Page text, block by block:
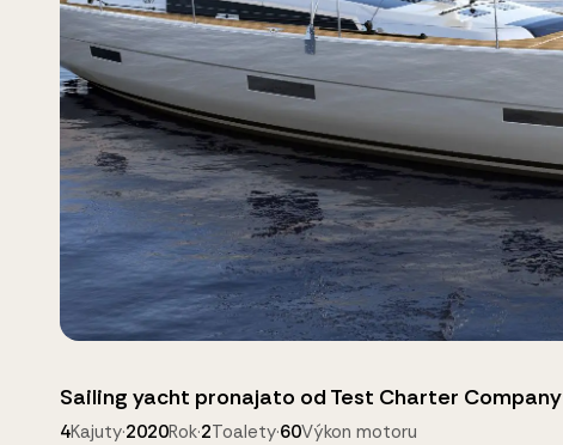
Sailing yacht pronajato od Test Charter Company
4Kajuty·2020Rok·2Toalety·60Výkon motoru